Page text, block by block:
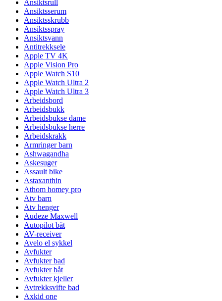
Ansiktsrull
Ansiktsserum
Ansiktsskrubb
Ansiktsspray
Ansiktsvann
Antitrekksele
Apple TV 4K
Apple Vision Pro
Apple Watch S10
Apple Watch Ultra 2
Apple Watch Ultra 3
Arbeidsbord
Arbeidsbukk
Arbeidsbukse dame
Arbeidsbukse herre
Arbeidskrakk
Armringer barn
Ashwagandha
Askesuger
Assault bike
Astaxanthin
Athom homey pro
Atv barn
Atv henger
Audeze Maxwell
Autopilot båt
AV-receiver
Avelo el sykkel
Avfukter
Avfukter bad
Avfukter båt
Avfukter kjeller
Avtrekksvifte bad
Axkid one